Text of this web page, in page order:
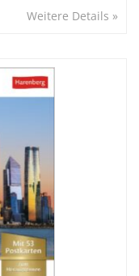
Weitere Details »